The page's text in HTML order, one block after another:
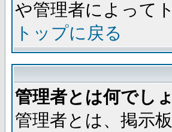
や管理者によって
トップに戻る
管理者とは何でし
管理者とは、掲示